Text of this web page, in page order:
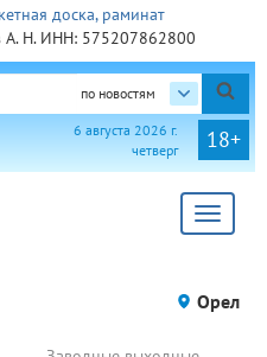
А. Н. ИНН: 575207862800
по новостям
18+
6 августа 2026 г.
четверг
Toggle
Орел